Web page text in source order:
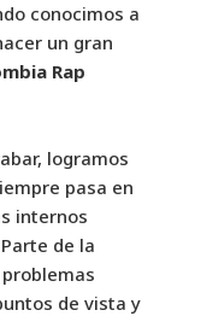
conocimos a
un gran
Rap
logramos
pasa en
internos
de la
de vista y